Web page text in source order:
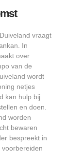
vraagt
In
over
van de
wordt
netjes
kan hulp bij
en doen.
worden
bewaren
bespreekt in